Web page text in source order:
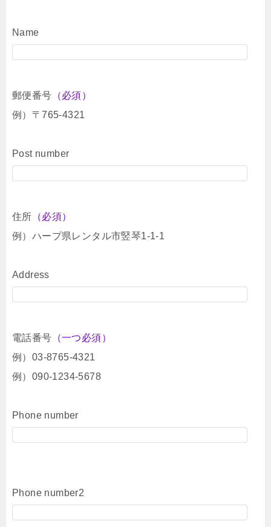
Name
郵便番号 （必須）
例）〒765-4321
Post number
住所 （必須）
例）ハープ県レンタル市竪琴1-1-1
Address
電話番号 （一つ必須）
例）03-8765-4321
例）090-1234-5678
Phone number
Phone number2